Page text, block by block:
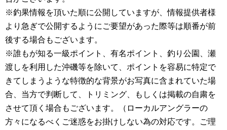
※釣果情報を頂いた順に公開していますが、情報提供者様
より急ぎで公開するようにご要望があった際等は順番が前
後する場合もございます。
※誰もが知る一級ポイント、有名ポイント、釣り公園、瀬
渡しを利用した沖磯等を除いて、ポイントを容易に特定で
きてしまうような特徴的な背景がお写真に含まれていた場
合、当方で判断して、トリミング、もしくは掲載の自粛を
させて頂く場合もございます。（ローカルアングラーの
方々になるべくご迷惑をお掛けしない為の対応です。ご理